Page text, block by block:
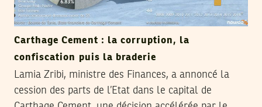
Carthage Cement : la corruption, la
confiscation puis la braderie
Lamia Zribi, ministre des Finances, a annoncé la
cession des parts de l’Etat dans le capital de